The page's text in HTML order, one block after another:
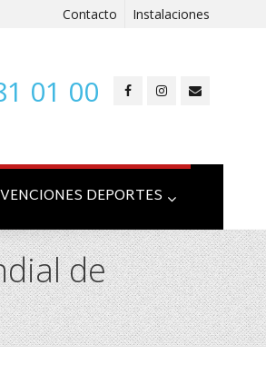
Contacto Instalaciones
01 00
DEPORTES
de